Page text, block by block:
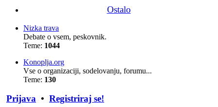
Ostalo
Nizka trava
Debate o vsem, peskovnik.
Teme: 1044
Konoplja.org
Vse o organizaciji, sodelovanju, forumu...
Teme: 130
Prijava • Registriraj se!